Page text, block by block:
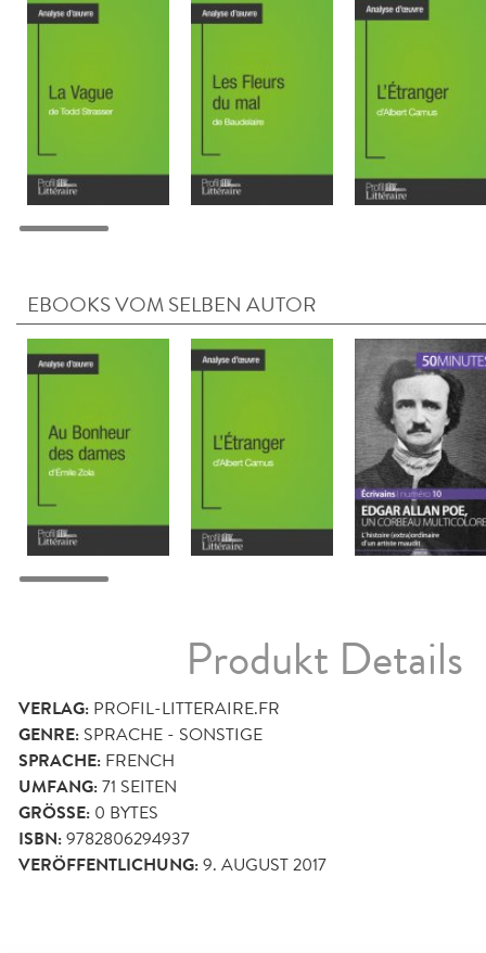
EBOOKS VOM SELBEN AUTOR
Produkt Details
VERLAG: PROFIL-LITTERAIRE.FR
GENRE: SPRACHE - SONSTIGE
SPRACHE: FRENCH
UMFANG:71 SEITEN
GRÖSSE: 0 BYTES
ISBN:9782806294937
VERÖFFENTLICHUNG:9. AUGUST 2017